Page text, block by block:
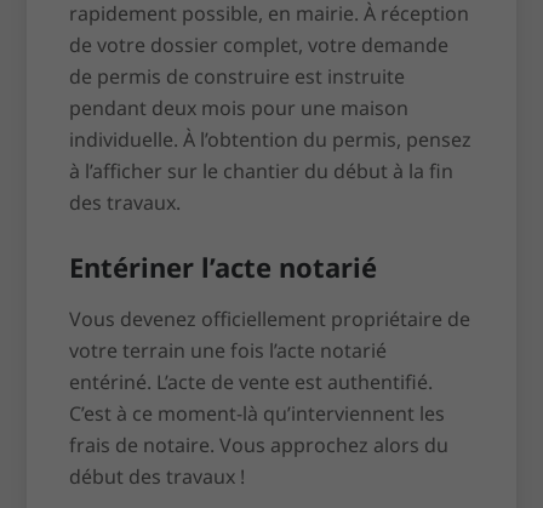
rapidement possible, en mairie. À réception
de votre dossier complet, votre demande
de permis de construire est instruite
pendant deux mois pour une maison
individuelle. À l’obtention du permis, pensez
à l’afficher sur le chantier du début à la fin
des travaux.
Entériner l’acte notarié
Vous devenez officiellement propriétaire de
votre terrain une fois l’acte notarié
entériné. L’acte de vente est authentifié.
C’est à ce moment-là qu’interviennent les
frais de notaire. Vous approchez alors du
début des travaux !